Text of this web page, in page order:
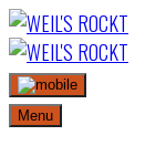
Skip
to
content
Menu